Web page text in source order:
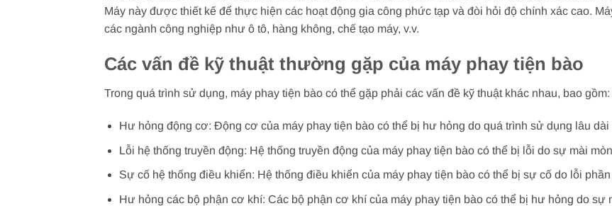
Máy này được thiết kế để thực hiện các hoạt động gia công phức tạp và đòi hỏi độ chính xác cao.
các ngành công nghiệp như ô tô, hàng không, chế tạo máy, v.v.
Các vấn đề kỹ thuật thường gặp của máy phay tiện bào
Trong quá trình sử dụng, máy phay tiện bào có thể gặp phải các vấn đề kỹ thuật khác nhau, bao gồm:
Hư hỏng động cơ: Động cơ của máy phay tiện bào có thể bị hư hỏng do quá trình sử dụng lâu
Lỗi hệ thống truyền động: Hệ thống truyền động của máy phay tiện bào có thể bị lỗi do sự mài
Sự cố hệ thống điều khiển: Hệ thống điều khiển của máy phay tiện bào có thể bị sự cố do lỗi
Hư hỏng các bộ phận cơ khí: Các bộ phận cơ khí của máy phay tiện bào có thể bị hư hỏng do sự